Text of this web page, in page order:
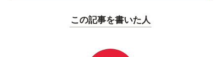
この記事を書いた人